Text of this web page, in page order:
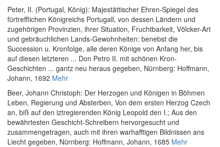
Peter, II. (Portugal, König): Majestättischer Ehren-Spiegel des
fürtrefflichen Königreichs Portugall, von dessen Ländern und
zugehörigen Provinzien, ihrer Situation, Fruchtbarkeit, Völcker-Art
und gebräuchlichen Lands-Gewohnheiten: benebst die
Succession u. Kronfolge, alle deren Könige von Anfang her, bis
auf diesen letzteren ... Don Petro II. mit schönen Kron-
Geschichten ... gantz neu heraus gegeben, Nürnberg: Hoffmann,
Johann, 1692 Mehr
Beer, Johann Christoph: Der Herzogen und Königen in Böhmen
Leben, Regierung und Absterben, Von dem ersten Herzog Czech
an, biß auf den iztregierenden König Leopold den I.; Aus den
bewährtesten Geschicht-Schreibern hervorgesucht und
zusammengetragen, auch mit ihren warhafftigen Bildnissen ans
Liecht gegeben, Nürnberg: Hoffmann, Johann, 1685 Mehr